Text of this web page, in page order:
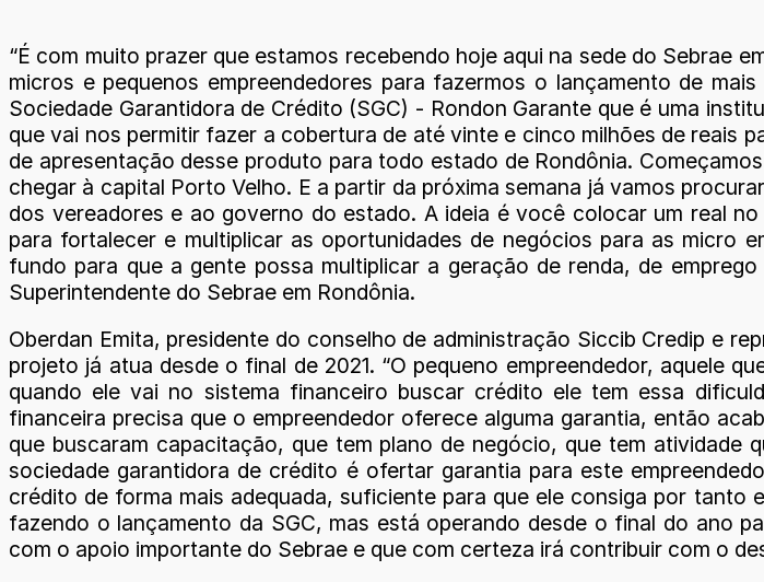
“É com muito prazer que estamos recebendo hoje aqui na sede do Sebrae
micros e pequenos empreendedores para fazermos o lançamento de
Sociedade Garantidora de Crédito (SGC) - Rondon Garante que é uma
que vai nos permitir fazer a cobertura de até vinte e cinco milhões de reais
de apresentação desse produto para todo estado de Rondônia.
chegar à capital Porto Velho. E a partir da próxima semana já vamos
dos vereadores e ao governo do estado. A ideia é você colocar um real
para fortalecer e multiplicar as oportunidades de negócios para as micro
fundo para que a gente possa multiplicar a geração de renda, de
Superintendente do Sebrae em Rondônia.
Oberdan Emita, presidente do conselho de administração Siccib Credip e
projeto já atua desde o final de 2021. “O pequeno empreendedor, aquele
quando ele vai no sistema financeiro buscar crédito ele tem essa
financeira precisa que o empreendedor oferece alguma garantia, então
que buscaram capacitação, que tem plano de negócio, que tem
sociedade garantidora de crédito é ofertar garantia para este
crédito de forma mais adequada, suficiente para que ele consiga por
fazendo o lançamento da SGC, mas está operando desde o final do ano
com o apoio importante do Sebrae e que com certeza irá contribuir com o